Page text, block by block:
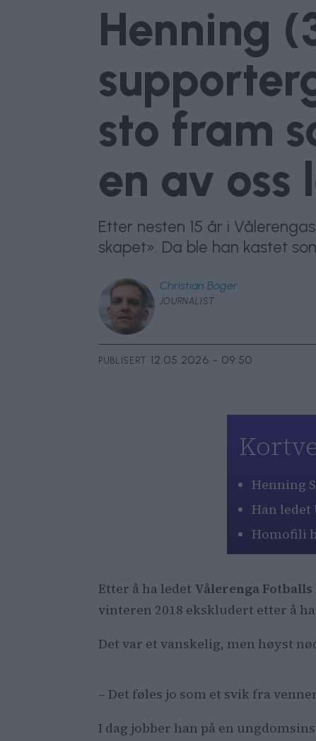
Henning
sto fram
en av oss
Etter nesten 15 år i
skapet». Da ble han kastet
Christian Boger
JOURNALIST
PUBLISERT 12.05.2026 - 09:50
Henning
Han ledet
Homofili
Etter å ha ledet Vålerenga Fotballs
vinteren 2018 ekskludert etter å
Det var et vanskelig, men høyst
– Det føles jo som et svik fra
I dag jobber han på en